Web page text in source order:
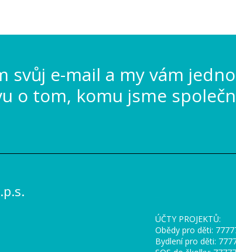
svůj e-mail a my vám
o tom, komu jsme
ÚČTY PROJEKTŮ:
Obědy pro děti:
Bydlení pro děti: